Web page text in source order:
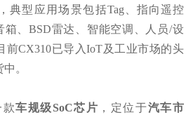
典型应用场景包括Tag、指向遥控
、BSD雷达、智能空调、人员/设
前CX310已导入IoT及工业市场的头
。
款车规级SoC芯片 ，定位于汽车市